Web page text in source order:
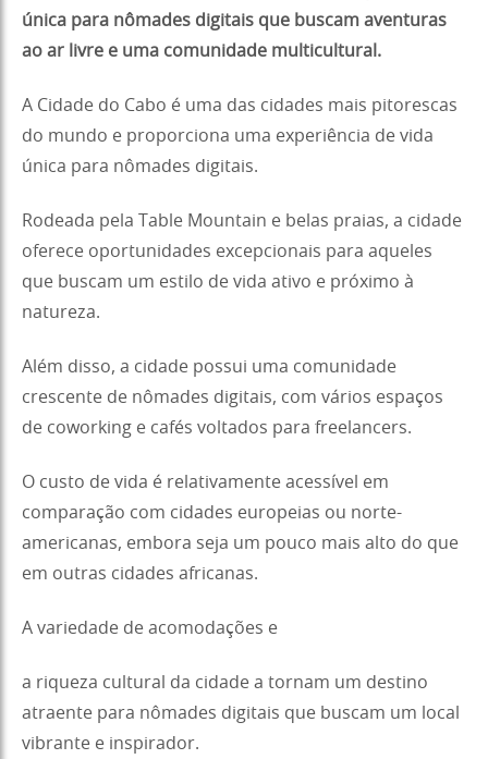
única para nômades digitais que buscam aventuras
ao ar livre e uma comunidade multicultural.
A Cidade do Cabo é uma das cidades mais pitorescas
do mundo e proporciona uma experiência de vida
única para nômades digitais.
Rodeada pela Table Mountain e belas praias, a cidade
oferece oportunidades excepcionais para aqueles
que buscam um estilo de vida ativo e próximo à
natureza.
Além disso, a cidade possui uma comunidade
crescente de nômades digitais, com vários espaços
de coworking e cafés voltados para freelancers.
O custo de vida é relativamente acessível em
comparação com cidades europeias ou norte-
americanas, embora seja um pouco mais alto do que
em outras cidades africanas.
A variedade de acomodações e
a riqueza cultural da cidade a tornam um destino
atraente para nômades digitais que buscam um local
vibrante e inspirador.